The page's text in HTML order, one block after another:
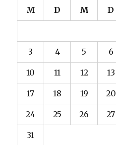
M D M D
3 4 5 6
10 11 12 13
17 18 19 20
24 25 26 27
31